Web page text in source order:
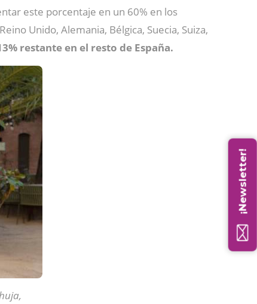
este porcentaje en un 60% en los
Unido, Alemania, Bélgica, Suecia, Suiza,
restante en el resto de España.
¡Newsletter!